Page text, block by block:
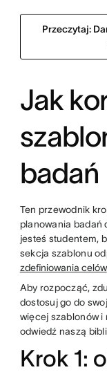
Przeczytaj:
Jak
badań
Ten przewodnik
planowania badań
jesteś studentem,
sekcja szablonu
zdefiniowania celów
Aby rozpocząć,
dostosuj go do
więcej szablonów
odwiedź naszą
Krok 1: